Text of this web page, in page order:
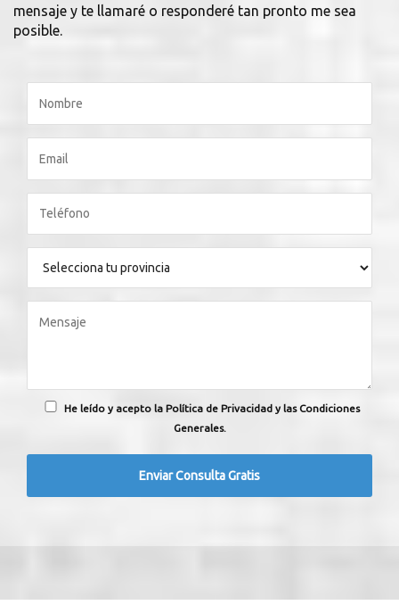
mensaje y te llamaré o responderé tan pronto me sea
posible.
He leído y acepto la Política de Privacidad y las Condiciones
Generales.